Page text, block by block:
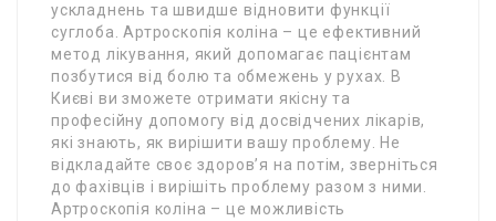
ускладнень та швидше відновити функції
суглоба. Артроскопія коліна – це ефективний
метод лікування, який допомагає пацієнтам
позбутися від болю та обмежень у рухах. В
Києві ви зможете отримати якісну та
професійну допомогу від досвідчених лікарів,
які знають, як вирішити вашу проблему. Не
відкладайте своє здоров’я на потім, зверніться
до фахівців і вирішіть проблему разом з ними.
Артроскопія коліна – це можливість